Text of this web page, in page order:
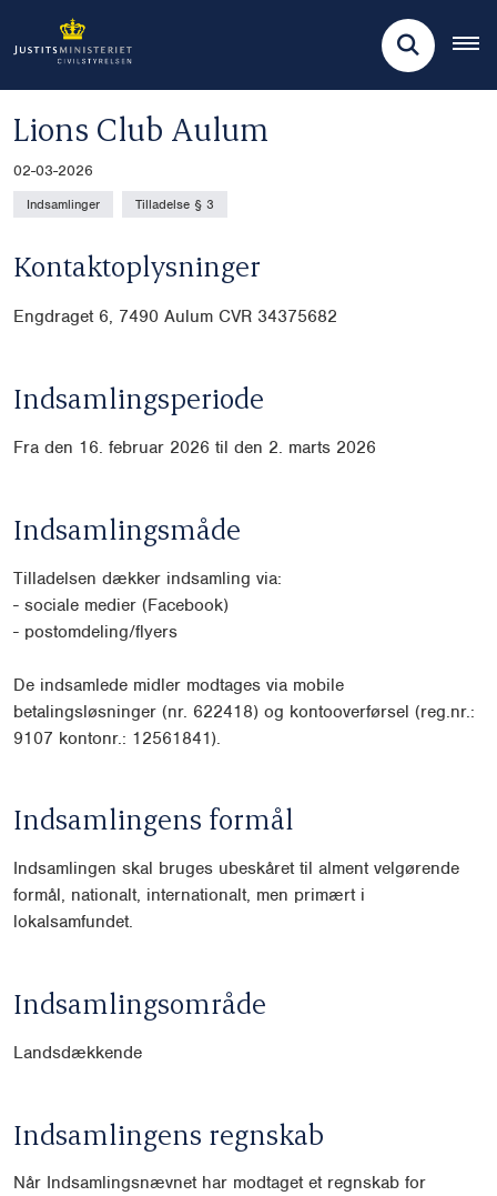
Lions Club Aulum
02-03-2026
Indsamlinger Tilladelse § 3
Kontaktoplysninger
Engdraget 6, 7490 Aulum CVR 34375682
Indsamlingsperiode
Fra den 16. februar 2026 til den 2. marts 2026
Indsamlingsmåde
Tilladelsen dækker indsamling via:
- sociale medier (Facebook)
- postomdeling/flyers
De indsamlede midler modtages via mobile
betalingsløsninger (nr. 622418) og kontooverførsel (reg.nr.:
9107 kontonr.: 12561841).
Indsamlingens formål
Indsamlingen skal bruges ubeskåret til alment velgørende
formål, nationalt, internationalt, men primært i
lokalsamfundet.
Indsamlingsområde
Landsdækkende
Indsamlingens regnskab
Når Indsamlingsnævnet har modtaget et regnskab for